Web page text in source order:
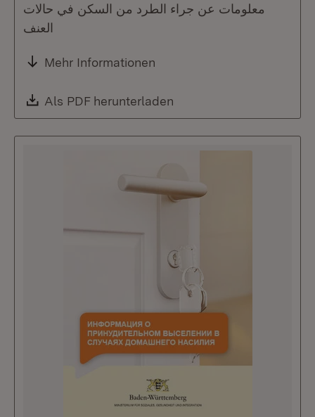
معلومات عن جراء الطرد من السكن في حالات
العنف
Mehr Informationen
Download:
Als PDF herunterladen